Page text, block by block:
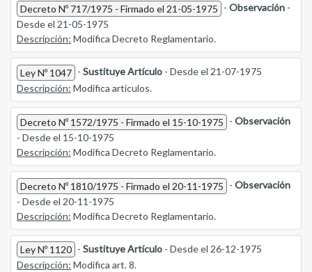
Decreto Nº 717/1975 - Firmado el 21-05-1975 - Observación -
Desde el 21-05-1975
Descripción: Modifica Decreto Reglamentario.
Ley Nº 1047 - Sustituye Artículo - Desde el 21-07-1975
Descripción: Modifica articulos.
Decreto Nº 1572/1975 - Firmado el 15-10-1975 - Observación
- Desde el 15-10-1975
Descripción: Modifica Decreto Reglamentario.
Decreto Nº 1810/1975 - Firmado el 20-11-1975 - Observación
- Desde el 20-11-1975
Descripción: Modifica Decreto Reglamentario.
Ley Nº 1120 - Sustituye Artículo - Desde el 26-12-1975
Descripción: Modifica art. 8.